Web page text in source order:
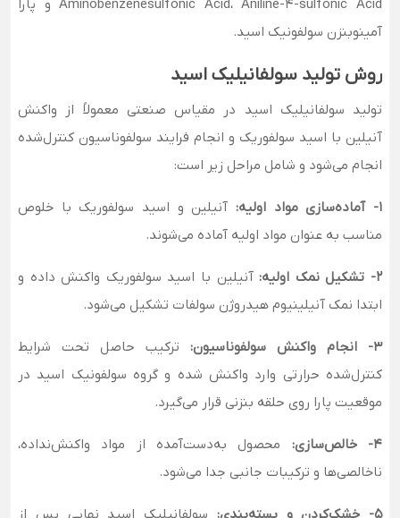
Aminobenzenesulfonic Acid، Aniline-4-sulfonic Acid و پارا
آمینوبنزن سولفونیک اسید.
روش تولید سولفانیلیک اسید
تولید سولفانیلیک اسید در مقیاس صنعتی معمولاً از واکنش
آنیلین با اسید سولفوریک و انجام فرایند سولفوناسیون کنترل‌شده
انجام می‌شود و شامل مراحل زیر است:
1- آماده‌سازی مواد اولیه:
آنیلین و اسید سولفوریک با خلوص
مناسب به عنوان مواد اولیه آماده می‌شوند.
2- تشکیل نمک اولیه:
آنیلین با اسید سولفوریک واکنش داده و
ابتدا نمک آنیلینیوم هیدروژن سولفات تشکیل می‌شود.
3- انجام واکنش سولفوناسیون:
ترکیب حاصل تحت شرایط
کنترل‌شده حرارتی وارد واکنش شده و گروه سولفونیک اسید در
موقعیت پارا روی حلقه بنزنی قرار می‌گیرد.
4- خالص‌سازی:
محصول به‌دست‌آمده از مواد واکنش‌نداده،
ناخالصی‌ها و ترکیبات جانبی جدا می‌شود.
5- خشک‌کردن و بسته‌بندی:
سولفانیلیک اسید نهایی پس از